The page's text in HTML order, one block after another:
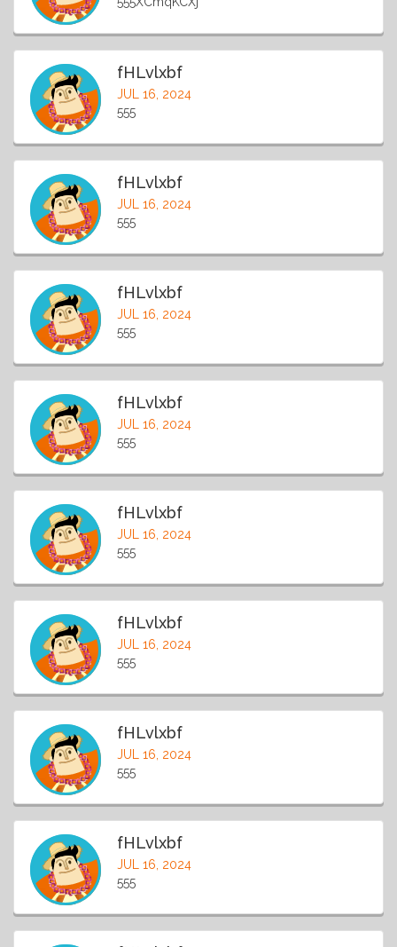
fHLvlxbf
JUL 16, 2024
555
fHLvlxbf
JUL 16, 2024
555
fHLvlxbf
JUL 16, 2024
555
fHLvlxbf
JUL 16, 2024
555
fHLvlxbf
JUL 16, 2024
555
fHLvlxbf
JUL 16, 2024
555
fHLvlxbf
JUL 16, 2024
555
fHLvlxbf
JUL 16, 2024
555